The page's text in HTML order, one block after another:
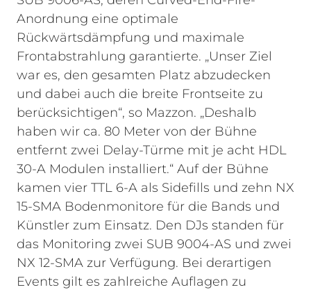
Anordnung eine optimale
Rückwärtsdämpfung und maximale
Frontabstrahlung garantierte. „Unser Ziel
war es, den gesamten Platz abzudecken
und dabei auch die breite Frontseite zu
berücksichtigen“, so Mazzon. „Deshalb
haben wir ca. 80 Meter von der Bühne
entfernt zwei Delay-Türme mit je acht HDL
30-A Modulen installiert.“ Auf der Bühne
kamen vier TTL 6-A als Sidefills und zehn NX
15-SMA Bodenmonitore für die Bands und
Künstler zum Einsatz. Den DJs standen für
das Monitoring zwei SUB 9004-AS und zwei
NX 12-SMA zur Verfügung. Bei derartigen
Events gilt es zahlreiche Auflagen zu